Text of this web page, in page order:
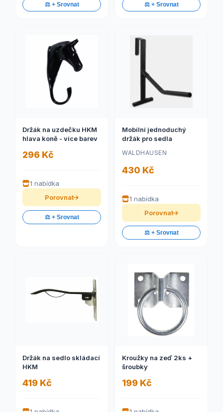
⚖️ + Srovnat ⚖️ + Srovnat
Držák na uzdečku HKM
hlava koně - více barev
296 Kč
1 nabídka
Porovnat
⚖️ + Srovnat
Mobilní jednoduchý
držák pro sedla
WALDHAUSEN
430 Kč
1 nabídka
Porovnat
⚖️ + Srovnat
Držák na sedlo skládací
HKM
419 Kč
Kroužky na zeď 2ks +
šroubky
199 Kč